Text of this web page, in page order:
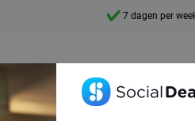
10+